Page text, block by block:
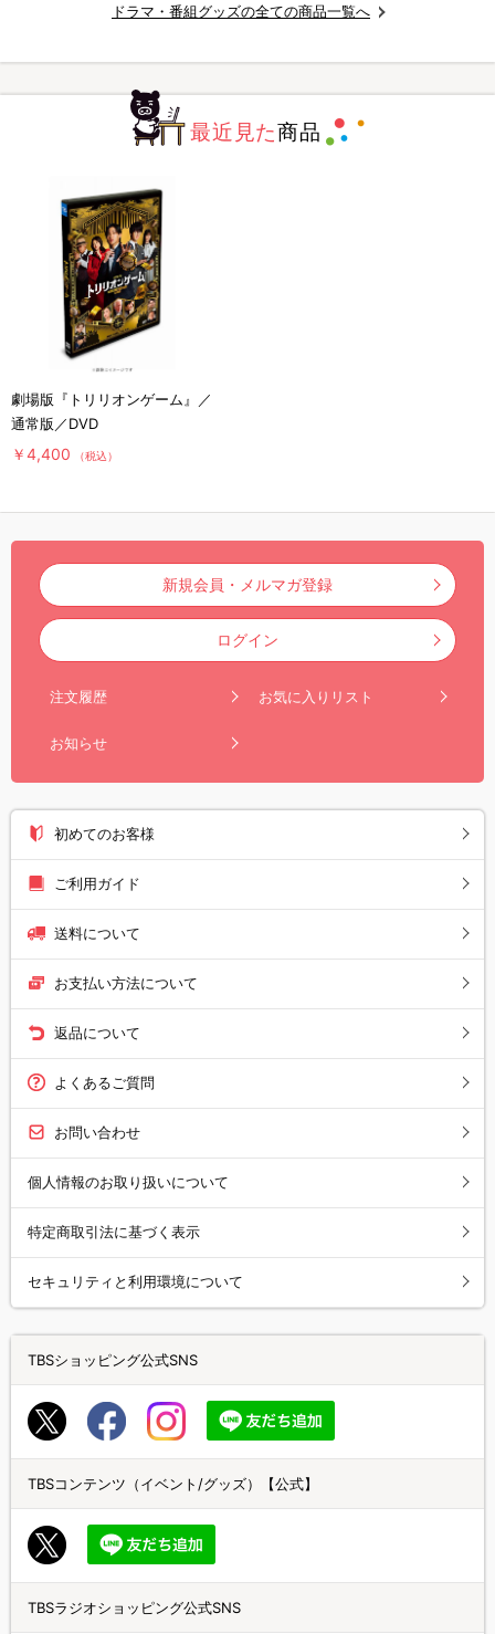
ドラマ・番組グッズの全ての商品一覧へ
最近見た商品
劇場版『トリリオンゲーム』／
通常版／DVD
￥4,400 （税込）
新規会員・メルマガ登録
ログイン
注文履歴 お気に入りリスト
お知らせ
初めてのお客様
ご利用ガイド
送料について
お支払い方法について
返品について
よくあるご質問
お問い合わせ
個人情報のお取り扱いについて
特定商取引法に基づく表示
セキュリティと利用環境について
TBSショッピング公式SNS
TBSコンテンツ（イベント/グッズ）【公式】
TBSラジオショッピング公式SNS